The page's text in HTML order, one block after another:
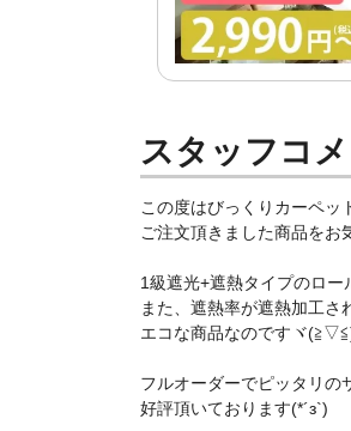
スタッフコ
この度はびっくりカーペッ
ご注文頂きました商品をお
1級遮光+遮熱タイプのロー
また、遮熱率が遮熱加工さ
エコな商品なのですヾ
フルオーダーでピッタリの
好評頂いております(*´з`)